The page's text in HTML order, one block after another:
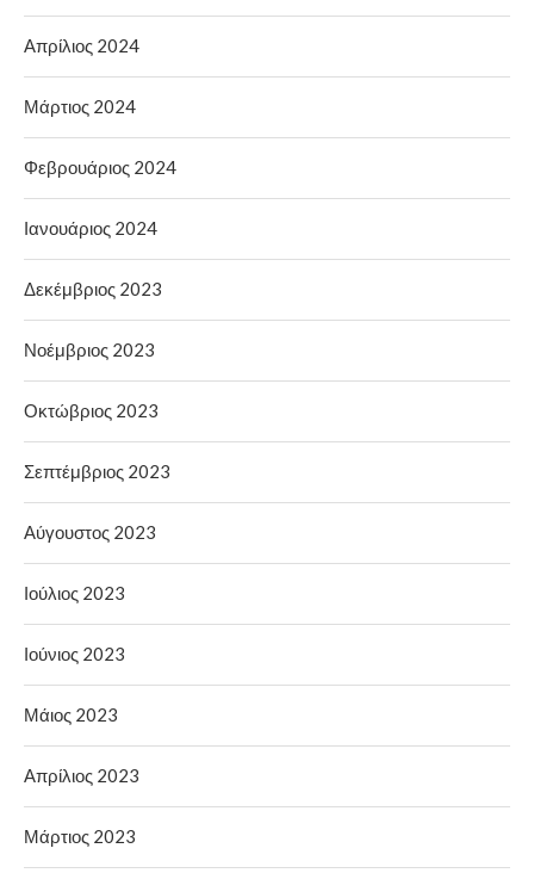
Απρίλιος 2024
Μάρτιος 2024
Φεβρουάριος 2024
Ιανουάριος 2024
Δεκέμβριος 2023
Νοέμβριος 2023
Οκτώβριος 2023
Σεπτέμβριος 2023
Αύγουστος 2023
Ιούλιος 2023
Ιούνιος 2023
Μάιος 2023
Απρίλιος 2023
Μάρτιος 2023